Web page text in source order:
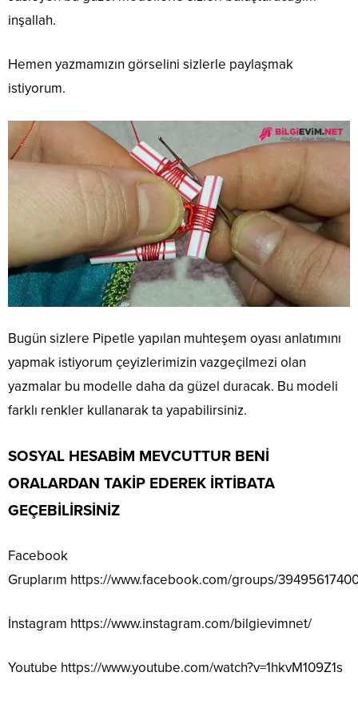
inşallah.
Hemen yazmamızın görselini sizlerle paylaşmak
istiyorum.
Bugün sizlere Pipetle yapılan muhteşem oyası anlatımını
yapmak istiyorum çeyizlerimizin vazgeçilmezi olan
yazmalar bu modelle daha da güzel duracak. Bu modeli
farklı renkler kullanarak ta yapabilirsiniz.
SOSYAL HESABİM MEVCUTTUR BENİ
ORALARDAN TAKİP EDEREK İRTİBATA
GEÇEBİLİRSİNİZ
Facebook
Gruplarım https://www.facebook.com/groups/
İnstagram https://www.instagram.com/bilgievimnet/
Youtube https://www.youtube.com/watch?v=1hkvM109Z1s